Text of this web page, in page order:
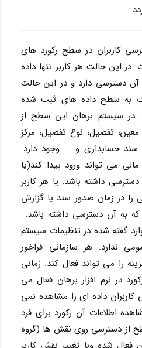
کاربران در سطح رکورد های
این حالت هر کاربر تنها داده
دسترسی دارد و در این حالت
به سطح داده های ثبت شده
سیستم برهان این سطح از
تفصیل، نوع تفصیل، مرکز
سند حسابداری و ... وجود دارد.
می تواند ورود پیدا کند(یا
داشته باشد. یا هر کاربر
در زمان صدور سند یا گزارش
به آن دسترسی داشته باشد.
گفته شده در تنظیمات سیستم
ندارد. هر سازمانی فراخور
را می تواند فعال کند. زمانی
در نرم افزار برهان فعال می
داده ای را مشاهده نمی
اطلاعات آن رکورد برای فرد
از دسترسی روی نقش ها (گروه